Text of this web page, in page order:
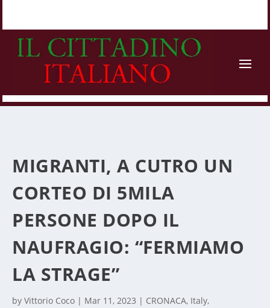
MIGRANTI, A CUTRO UN
CORTEO DI 5MILA
PERSONE DOPO IL
NAUFRAGIO: “FERMIAMO
LA STRAGE”
byVittorio Coco | Mar 11, 2023 | CRONACA, Italy,